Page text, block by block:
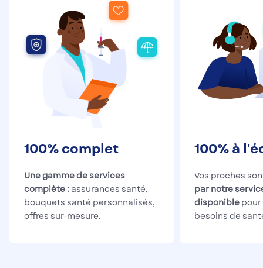
100% complet
Une gamme de services
complète : assurances santé,
bouquets santé personnalisés,
offres sur-mesure.
100% à
Vos proches
par notre
disponible
besoins de